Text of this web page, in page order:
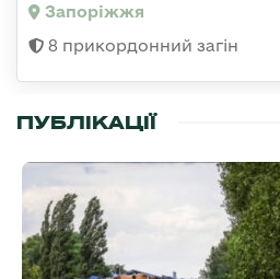
Запоріжжя
8 прикордонний загін
ПУБЛІКАЦІЇ